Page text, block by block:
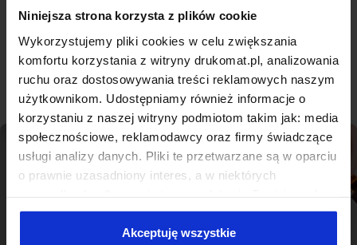
Niniejsza strona korzysta z plików cookie
Wykorzystujemy pliki cookies w celu zwiększania
komfortu korzystania z witryny drukomat.pl, analizowania
ruchu oraz dostosowywania treści reklamowych naszym
użytkownikom. Udostępniamy również informacje o
korzystaniu z naszej witryny podmiotom takim jak: media
społecznościowe, reklamodawcy oraz firmy świadczące
usługi analizy danych. Pliki te przetwarzane są w oparciu
o prawnie uzasadniony interes, a w niektórych
Niektóre z plików cookies dostarczane i przetwarzane są
przez naszych zewnętrznych partnerów, z których listą
Akceptuję wszystkie
miarę Braniewie
Sprawdź produkty